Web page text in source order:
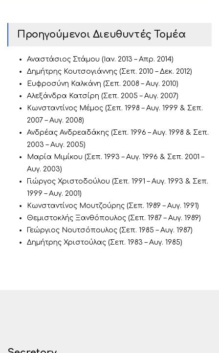
Προηγούμενοι Διευθυντές Τομέα
Αναστάσιος Στάμου (Ιαν. 2013 – Απρ. 2014)
Δημήτρης Κουτσογιάννης (Σεπ. 2010 – Δεκ. 2012)
Ευφροσύνη Καλκάνη (Σεπ. 2008 – Αυγ. 2010)
Αλεξάνδρα Κατσίρη (Σεπ. 2005 – Αυγ. 2007)
Κωνσταντίνος Μέμος (Σεπ. 1998 – Αυγ. 1999 & Σεπ.
2007 – Αυγ. 2008)
Ανδρέας Ανδρεαδάκης (Σεπ. 1996 – Αυγ. 1998 & Σεπ.
2003 – Αυγ. 2005)
Μαρία Μιμίκου (Σεπ. 1993 – Αυγ. 1996 & Σεπ. 2001 –
Αυγ. 2003)
Γιώργος Χριστοδούλου (Σεπ. 1991 – Αυγ. 1993 & Σεπ.
1999 – Αυγ. 2001)
Κωνσταντίνος Μουτζούρης (Σεπ. 1989 – Αυγ. 1991)
Θεμιστοκλής Ξανθόπουλος (Σεπ. 1987 – Αυγ. 1989)
Γεώργιος Νουτσόπουλος (Σεπ. 1985 – Αυγ. 1987)
Δημήτρης Χριστούλας (Σεπ. 1983 – Αυγ. 1985)